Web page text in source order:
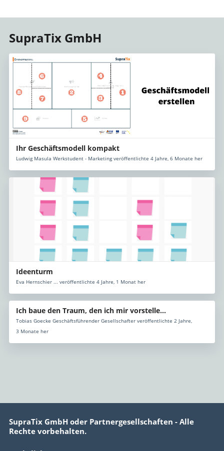
SupraTix GmbH
Ihr Geschäftsmodell kompakt
Ludwig Masula Werkstudent - Marketing veröffentlichte 4 Jahre, 6 Monate her
Ideenturm
Eva Hernschier ... veröffentlichte 4 Jahre, 1 Monat her
Ich baue den Traum, den ich mir vorstelle...
Tobias Goecke Geschäftsführender Gesellschafter veröffentlichte 2 Jahre,
3 Monate her
SupraTix GmbH oder Partnergesellschaften - Alle
Rechte vorbehalten.